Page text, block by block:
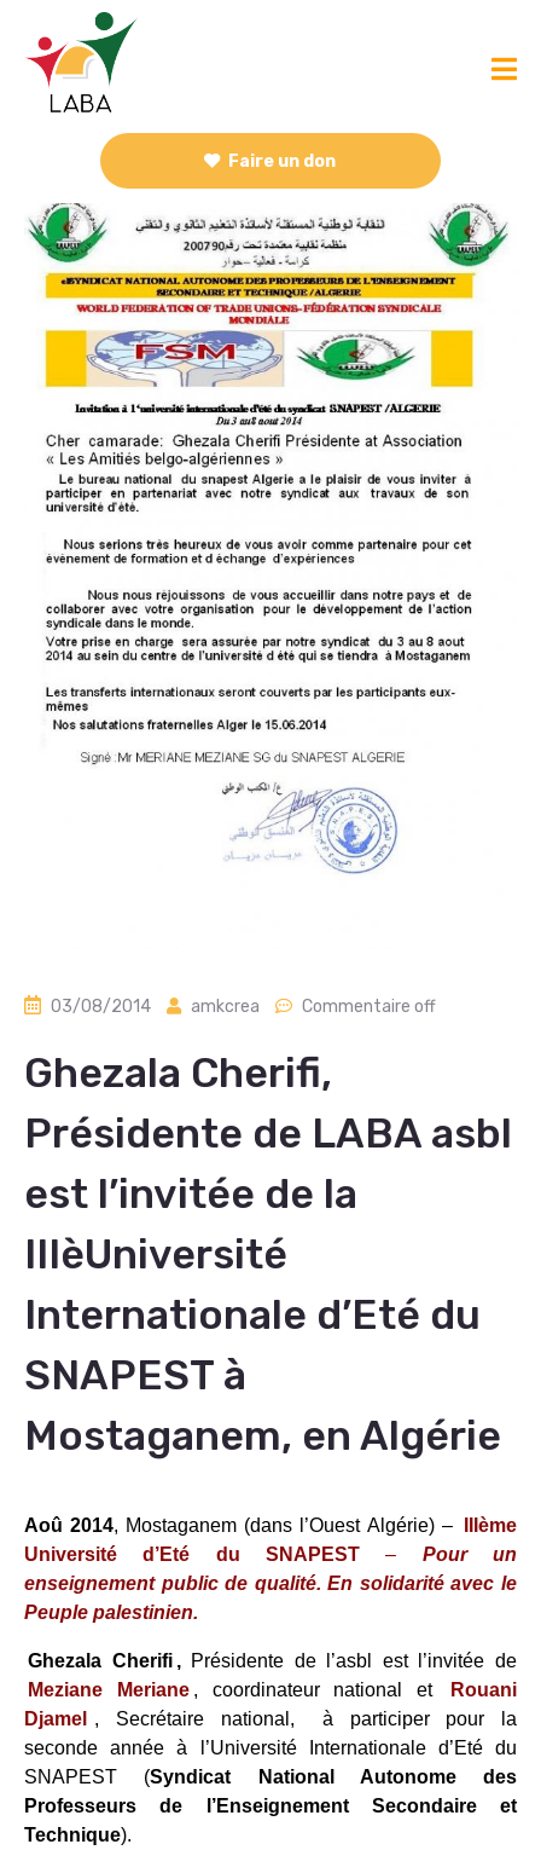
Faire un don
03/08/2014 amkcrea Commentaire off
Ghezala Cherifi,
Présidente de LABA asbl
est l’invitée de la
IIIèUniversité
Internationale d’Eté du
SNAPEST à
Mostaganem, en Algérie
Aoû 2014, Mostaganem (dans l’Ouest Algérie) –
IIIème
Université d’Eté du SNAPEST – Pour un
enseignement public de qualité. En solidarité avec le
Peuple palestinien.
Ghezala Cherifi ,Présidente de l’asbl est l’invitée de
Meziane Meriane , coordinateur national et
Rouani
Djamel
, Secrétaire national,
à participer pour la
seconde année à l’Université Internationale d’Eté du
SNAPEST (Syndicat National Autonome des
Professeurs de l’Enseignement Secondaire et
Technique).